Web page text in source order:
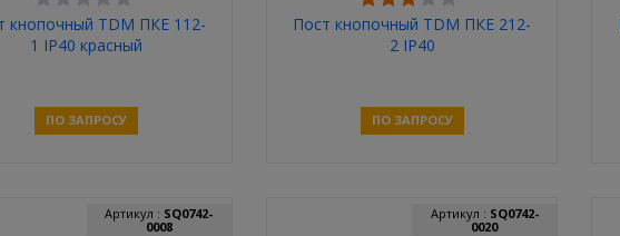
кнопочный TDM ПКЕ 112-
1 IP40 красный
ПО ЗАПРОСУ
Пост кнопочный TDM ПКЕ 212-
2 IP40
ПО ЗАПРОСУ
Артикул : SQ0742-
0008
Артикул : SQ0742-
0020